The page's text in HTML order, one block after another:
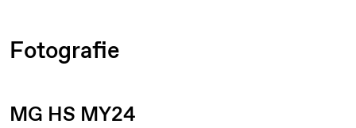
Fotografie
MG HS MY24